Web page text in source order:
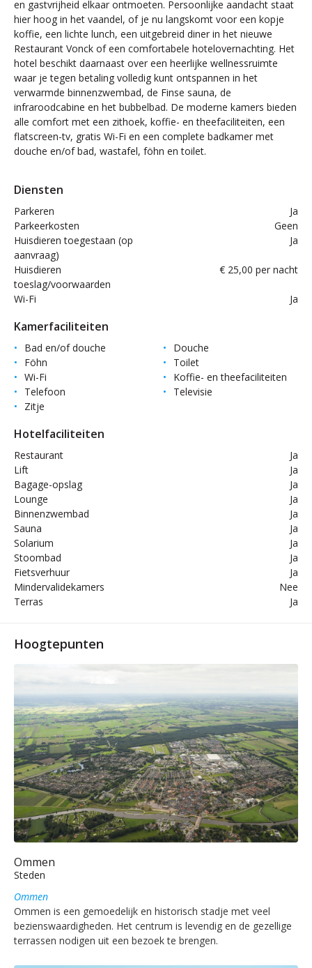
en gastvrijheid elkaar ontmoeten. Persoonlijke aandacht staat
hier hoog in het vaandel, of je nu langskomt voor een kopje
koffie, een lichte lunch, een uitgebreid diner in het nieuwe
Restaurant Vonck of een comfortabele hotelovernachting. Het
hotel beschikt daarnaast over een heerlijke wellnessruimte
waar je tegen betaling volledig kunt ontspannen in het
verwarmde binnenzwembad, de Finse sauna, de
infraroodcabine en het bubbelbad. De moderne kamers bieden
alle comfort met een zithoek, koffie- en theefaciliteiten, een
flatscreen-tv, gratis Wi-Fi en een complete badkamer met
douche en/of bad, wastafel, föhn en toilet.
Diensten
Parkeren
Ja
Parkeerkosten
Geen
Huisdieren toegestaan (op
aanvraag)
Ja
Huisdieren
toeslag/voorwaarden
€ 25,00 per nacht
Wi-Fi Ja
Kamerfaciliteiten
Bad en/of douche
Douche
Föhn
Toilet
Wi-Fi
Koffie- en theefaciliteiten
Telefoon
Televisie
Zitje
Hotelfaciliteiten
Restaurant
Ja
Lift
Ja
Bagage-opslag
Ja
Lounge
Ja
Binnenzwembad
Ja
Sauna
Ja
Solarium
Ja
Stoombad
Ja
Fietsverhuur
Ja
Mindervalidekamers
Nee
Terras
Ja
Hoogtepunten
Ommen
Steden
Ommen
Ommen is een gemoedelijk en historisch stadje met veel
bezienswaardigheden. Het centrum is levendig en de gezellige
terrassen nodigen uit een bezoek te brengen.